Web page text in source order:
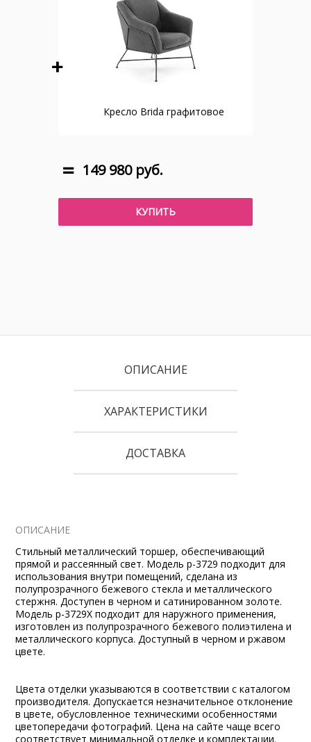
Кресло Brida графитовое
149 980 руб.
КУПИТЬ
ОПИСАНИЕ
ХАРАКТЕРИСТИКИ
ДОСТАВКА
ОПИСАНИЕ
Стильный металлический торшер, обеспечивающий
прямой и рассеянный свет. Модель p-3729 подходит для
использования внутри помещений, сделана из
полупрозрачного бежевого стекла и металлического
стержня. Доступен в черном и сатинированном золоте.
Модель p-3729X подходит для наружного применения,
изготовлен из полупрозрачного бежевого полиэтилена и
металлического корпуса. Доступный в черном и ржавом
цвете.
Цвета отделки указываются в соответствии с каталогом
производителя. Допускается незначительное отклонение
в цвете, обусловленное техническими особенностями
цветопередачи фотографий. Цена на сайте чаще всего
соответствует минимальной отделке и комплектации.